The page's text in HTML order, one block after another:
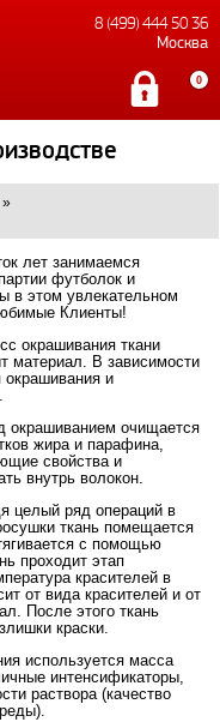
8 (499) 444 50 36
Москва
0
»
лет занимаемся
футболок и
в этом увлекательном
Клиенты!
окрашивания ткани
материал. В зависимости
окрашивания и
окрашиванием очищается
жира и парафина,
свойства и
внутрь волокон.
целый ряд операций в
ткань помещается
с помощью
проходит этап
красителей в
от вида красителей и от
После этого ткань
краски.
используется масса
интенсификаторы,
раствора (качество